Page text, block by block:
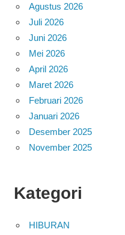
Agustus 2026
Juli 2026
Juni 2026
Mei 2026
April 2026
Maret 2026
Februari 2026
Januari 2026
Desember 2025
November 2025
Kategori
HIBURAN